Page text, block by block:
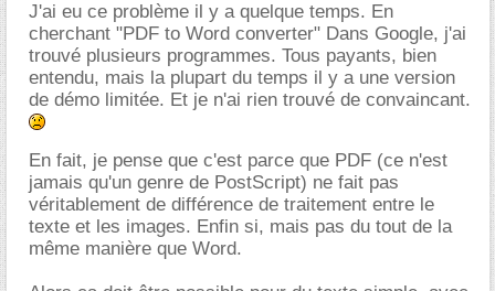
J'ai eu ce problème il y a quelque temps. En
cherchant "PDF to Word converter" Dans Google, j'ai
trouvé plusieurs programmes. Tous payants, bien
entendu, mais la plupart du temps il y a une version
de démo limitée. Et je n'ai rien trouvé de convaincant.
En fait, je pense que c'est parce que PDF (ce n'est
jamais qu'un genre de PostScript) ne fait pas
véritablement de différence de traitement entre le
texte et les images. Enfin si, mais pas du tout de la
même manière que Word.